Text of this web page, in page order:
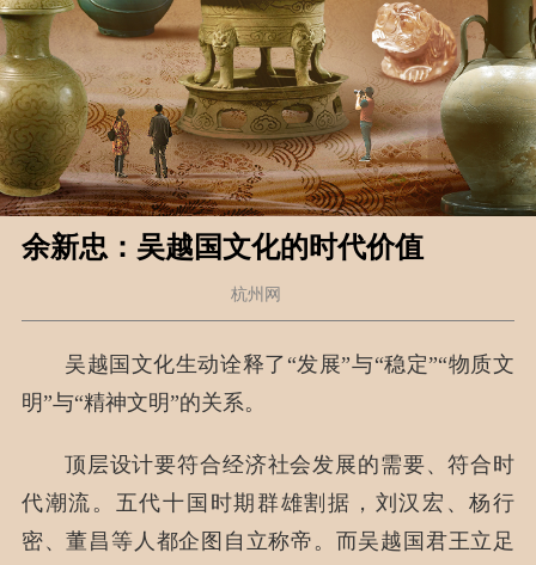
余新忠：吴越国文化的时代价值
杭州网
吴越国文化生动诠释了“发展”与“稳定”“物质文
明”与“精神文明”的关系。
顶层设计要符合经济社会发展的需要、符合时
代潮流。五代十国时期群雄割据，刘汉宏、杨行
密、董昌等人都企图自立称帝。而吴越国君王立足